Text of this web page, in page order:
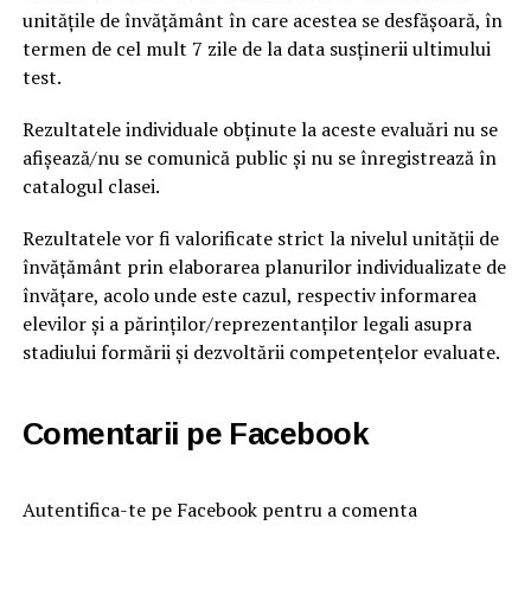
unitățile de învățământ în care acestea se desfășoară, în
termen de cel mult 7 zile de la data susținerii ultimului
test.
Rezultatele individuale obținute la aceste evaluări nu se
afișează/nu se comunică public și nu se înregistrează în
catalogul clasei.
Rezultatele vor fi valorificate strict la nivelul unității de
învățământ prin elaborarea planurilor individualizate de
învățare, acolo unde este cazul, respectiv informarea
elevilor și a părinților/reprezentanților legali asupra
stadiului formării și dezvoltării competențelor evaluate.
Comentarii pe Facebook
Autentifica-te pe Facebook pentru a comenta